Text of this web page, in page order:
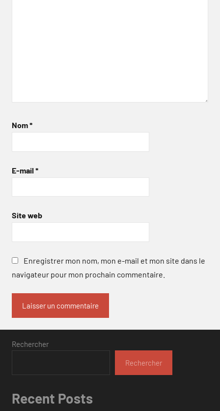
Nom*
E-mail *
Site web
Enregistrer mon nom, mon e-mail et mon site dans le
navigateur pour mon prochain commentaire.
Rechercher
Rechercher
Recent Posts